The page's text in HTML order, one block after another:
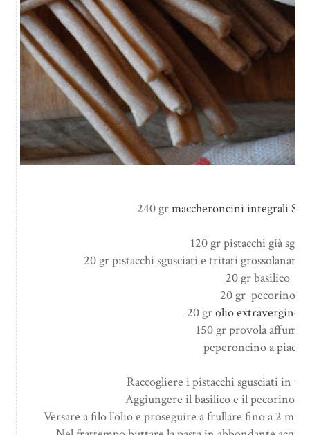
240 grmaccheroncini integrali
120 gr pistacchi già
20 gr pistacchi sgusciati e tritati
20 gr basilico
20 gr pecorino
20 grolio extravergine
150 gr provola
peperoncino a
Raccogliere i pistacchi sgusciati in
Aggiungere il basilico e il pecorino e
Versare a filo l'olio e proseguire a frullare fino a 2